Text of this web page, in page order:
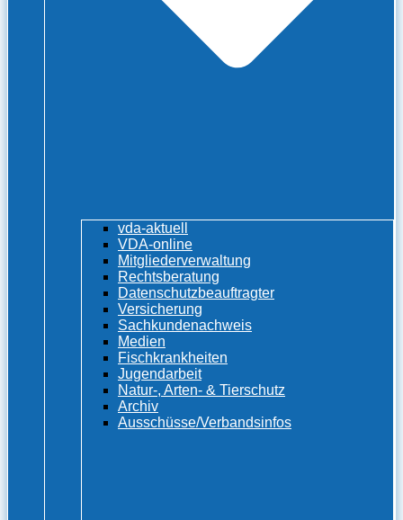
vda-aktuell
VDA-online
Mitgliederverwaltung
Rechtsberatung
Datenschutzbeauftragter
Versicherung
Sachkundenachweis
Medien
Fischkrankheiten
Jugendarbeit
Natur-, Arten- & Tierschutz
Archiv
Ausschüsse/Verbandsinfos